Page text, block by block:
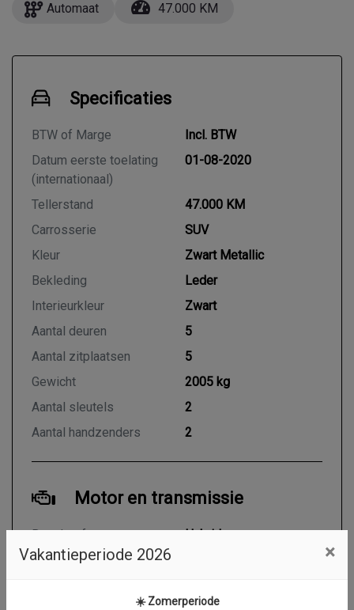
Automaat
47.000 KM
Specificaties
BTW of Marge
Incl. BTW
Datum eerste toelating
(internationaal)
01-08-2020
Tellerstand
47.000 KM
Carrosserie
SUV
Kleur
Zwart Metallic
Bekleding
Leder
Interieurkleur
Zwart
Aantal deuren
5
Aantal zitplaatsen
5
Gewicht
2005 kg
Aantal sleutels
2
Aantal handzenders
2
Motor en transmissie
Brandstof
Hybride
4
Vakantieperiode 2026 ×
☀️ Zomerperiode